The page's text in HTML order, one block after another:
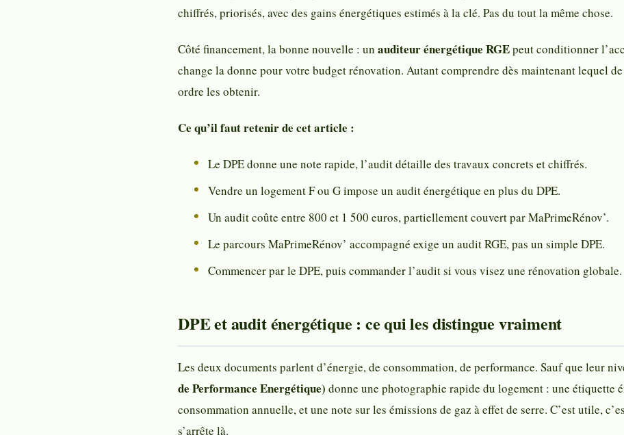
chiffrés, priorisés, avec des gains énergétiques estimés à la clé. Pas du tout la même chose.
Côté financement, la bonne nouvelle : un auditeur énergétique RGEpeut conditionner
change la donne pour votre budget rénovation. Autant comprendre dès maintenant lequel
ordre les obtenir.
Ce qu’il faut retenir de cet article :
Le DPE donne une note rapide, l’audit détaille des travaux concrets et chiffrés.
Vendre un logement F ou G impose un audit énergétique en plus du DPE.
Un audit coûte entre 800 et 1 500 euros, partiellement couvert par MaPrimeRénov’.
Le parcours MaPrimeRénov’ accompagné exige un audit RGE, pas un simple DPE.
Commencer par le DPE, puis commander l’audit si vous visez une rénovation globale.
DPE et audit énergétique : ce qui les distingue vraiment
Les deux documents parlent d’énergie, de consommation, de performance. Sauf que leur
de Performance Energétique) donne une photographie rapide du logement : une étiquette
consommation annuelle, et une note sur les émissions de gaz à effet de serre. C’est utile,
s’arrête là.